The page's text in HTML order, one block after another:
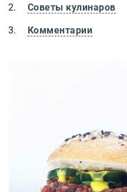
Советы кулинаров
Комментарии